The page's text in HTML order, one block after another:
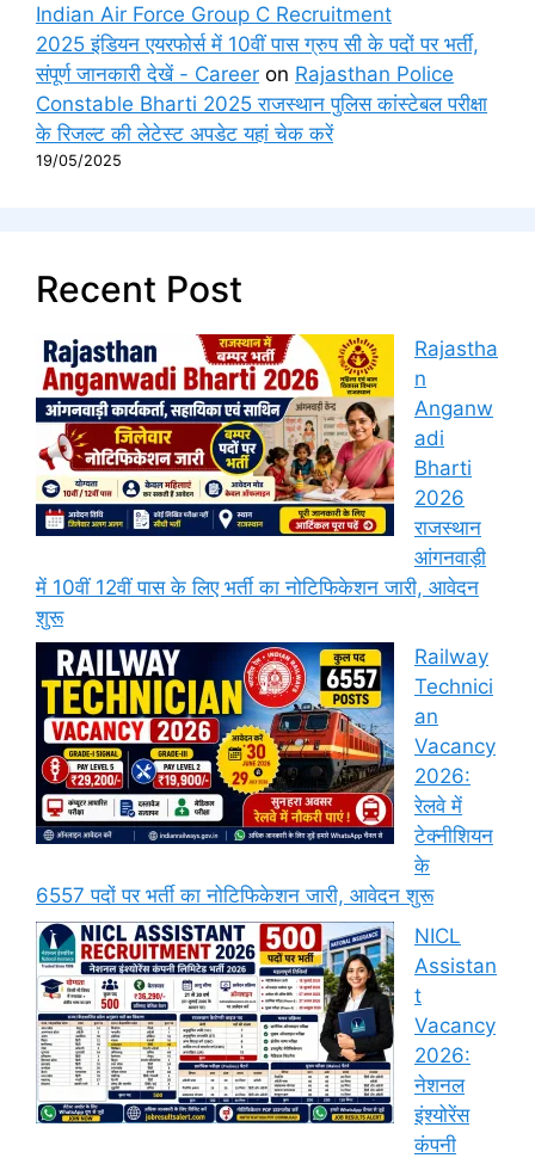
Indian Air Force Group C Recruitment
2025 इंडियन एयरफोर्स में 10वीं पास ग्रुप सी के पदों पर भर्ती,
संपूर्ण जानकारी देखें - Career on Rajasthan Police
Constable Bharti 2025 राजस्थान पुलिस कांस्टेबल परीक्षा
के रिजल्ट की लेटेस्ट अपडेट यहां चेक करें
19/05/2025
Recent Post
Rajastha
n
Anganw
adi
Bharti
2026
राजस्थान
आंगनवाड़ी
में 10वीं 12वीं पास के लिए भर्ती का नोटिफिकेशन जारी, आवेदन
शुरू
Railway
Technici
an
Vacancy
2026:
रेलवे में
टेक्नीशियन
के
6557 पदों पर भर्ती का नोटिफिकेशन जारी, आवेदन शुरू
NICL
Assistan
t
Vacancy
2026:
नेशनल
इंश्योरेंस
कंपनी